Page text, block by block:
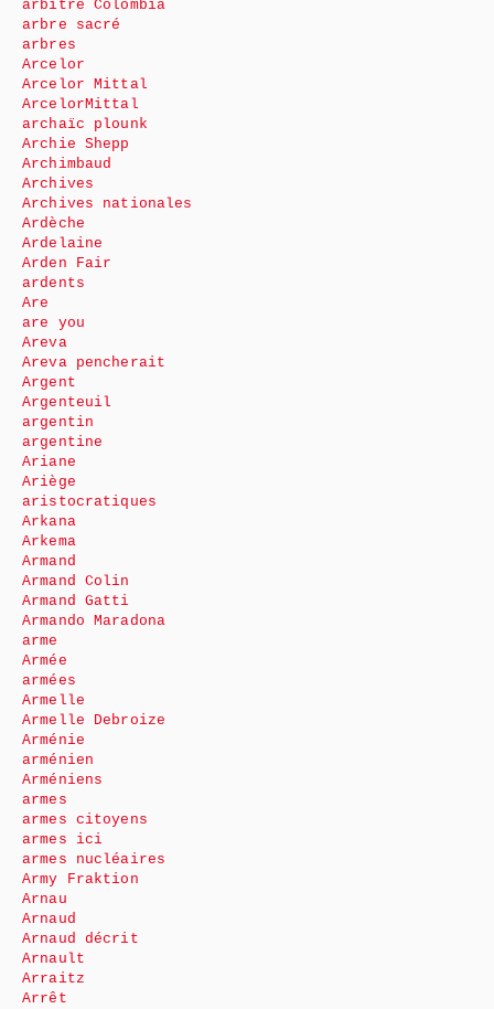
arbitre Colombia
arbre sacré
arbres
Arcelor
Arcelor Mittal
ArcelorMittal
archaïc plounk
Archie Shepp
Archimbaud
Archives
Archives nationales
Ardèche
Ardelaine
Arden Fair
ardents
Are
are you
Areva
Areva pencherait
Argent
Argenteuil
argentin
argentine
Ariane
Ariège
aristocratiques
Arkana
Arkema
Armand
Armand Colin
Armand Gatti
Armando Maradona
arme
Armée
armées
Armelle
Armelle Debroize
Arménie
arménien
Arméniens
armes
armes citoyens
armes ici
armes nucléaires
Army Fraktion
Arnau
Arnaud
Arnaud décrit
Arnault
Arraitz
Arrêt